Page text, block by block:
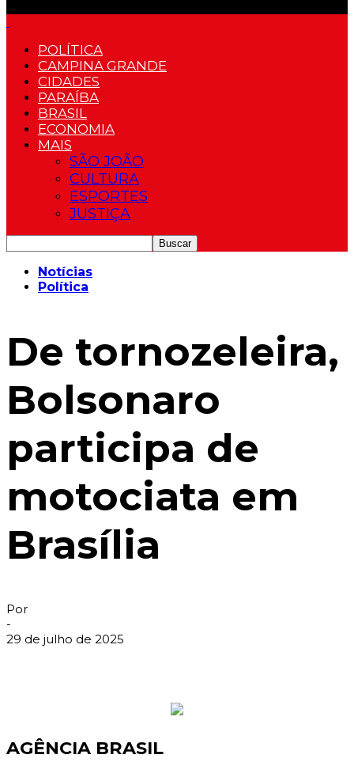
POLÍTICA
CAMPINA GRANDE
CIDADES
PARAÍBA
BRASIL
ECONOMIA
MAIS
SÃO JOÃO
CULTURA
ESPORTES
JUSTIÇA
Notícias
Política
De tornozeleira,
Bolsonaro
participa de
motociata em
Brasília
Por
-
29 de julho de 2025
AGÊNCIA BRASIL